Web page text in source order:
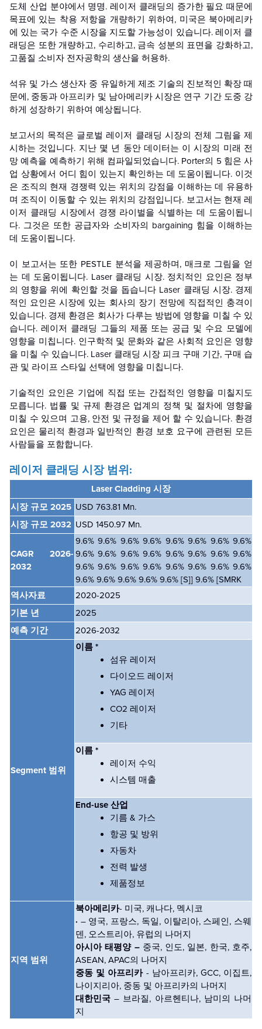
도체 산업 분야에서 명명. 레이저 클래딩의 증가한 필요 때문에
목표에 있는 착용 저항을 개량하기 위하여, 미국은 북아메리카
에 있는 국가 수준 시장을 지도할 가능성이 있습니다. 레이저 클
래딩은 또한 개량하고, 수리하고, 금속 성분의 표면을 강화하고,
고품질 소비자 전자공학의 생산을 허용하.
석유 및 가스 생산자 중 유일하게 제조 기술의 진보적인 확장 때
문에, 중동과 아프리카 및 남아메리카 시장은 연구 기간 도중 강
하게 성장하기 위하여 예상됩니다.
보고서의 목적은 글로벌 레이저 클래딩 시장의 전체 그림을 제
시하는 것입니다. 지난 몇 년 동안 데이터는 이 시장의 미래 전
망 예측을 예측하기 위해 컴파일되었습니다. Porter의 5 힘은 사
업 상황에서 어디 힘이 있는지 확인하는 데 도움이됩니다. 이것
은 조직의 현재 경쟁력 있는 위치의 강점을 이해하는 데 유용하
며 조직이 이동할 수 있는 위치의 강점입니다. 보고서는 현재 레
이저 클래딩 시장에서 경쟁 라이벌을 식별하는 데 도움이됩니
다. 그것은 또한 공급자와 소비자의 bargaining 힘을 이해하는
데 도움이됩니다.
이 보고서는 또한 PESTLE 분석을 제공하며, 매크로 그림을 얻
는 데 도움이됩니다. Laser 클래딩 시장. 정치적인 요인은 정부
의 영향을 위에 확인할 것을 돕습니다 Laser 클래딩 시장. 경제
적인 요인은 시장에 있는 회사의 장기 전망에 직접적인 충격이
있습니다. 경제 환경은 회사가 다루는 방법에 영향을 미칠 수 있
습니다. 레이저 클래딩 그들의 제품 또는 공급 및 수요 모델에
영향을 미칩니다. 인구학적 및 문화와 같은 사회적 요인은 영향
을 미칠 수 있습니다. Laser 클래딩 시장 피크 구매 기간, 구매 습
관 및 라이프 스타일 선택에 영향을 미칩니다.
기술적인 요인은 기업에 직접 또는 간접적인 영향을 미칠지도
모릅니다. 법률 및 규제 환경은 업계의 정책 및 절차에 영향을
미칠 수 있으며 고용, 안전 및 규정을 제어 할 수 있습니다. 환경
요인은 물리적 환경과 일반적인 환경 보호 요구에 관련된 모든
사람들을 포함합니다.
레이저 클래딩 시장 범위:
Laser Cladding 시장
시장 규모 2025 USD 763.81 Mn.
시장 규모 2032 USD 1450.97 Mn.
CAGR
2026-
2032
9.6% 9.6% 9.6% 9.6% 9.6% 9.6% 9.6% 9.6%
9.6% 9.6% 9.6% 9.6% 9.6% 9.6% 9.6% 9.6%
9.6% 9.6% 9.6% 9.6% 9.6% 9.6% 9.6% 9.6%
9.6% 9.6% 9.6% 9.6% 9.6% [S]] 9.6% [SMRK
역사자료
2020-2025
기본 년
2025
예측 기간
2026-2032
Segment 범위
이름 *
섬유 레이저
다이오드 레이저
YAG 레이저
CO2 레이저
기타
이름 *
레이저 수익
시스템 매출
End-use 산업
기름 & 가스
항공 및 방위
자동차
전력 발생
제품정보
지역 범위
북아메리카- 미국, 캐나다, 멕시코
· – 영국, 프랑스, 독일, 이탈리아, 스페인, 스웨
덴, 오스트리아, 유럽의 나머지
아시아 태평양 –중국, 인도, 일본, 한국, 호주,
ASEAN, APAC의 나머지
중동 및 아프리카- 남아프리카, GCC, 이집트,
나이지리아, 중동 및 아프리카의 나머지
대한민국 – 브라질, 아르헨티나, 남미의 나머
지